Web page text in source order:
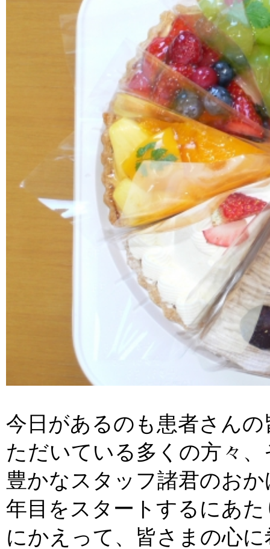
今日があるのも患者さん
ただいている多くの方々
豊かなスタッフ諸君のお
年目をスタートするにあ
にかえって、皆さまの心